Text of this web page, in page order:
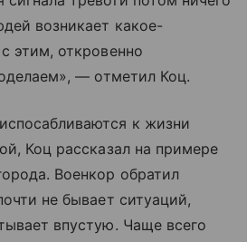
возникает какое-
этим, откровенно
— отметил Коц.
к жизни
Коц рассказал на примере
Военкор обратил
не бывает ситуаций,
впустую. Чаще всего